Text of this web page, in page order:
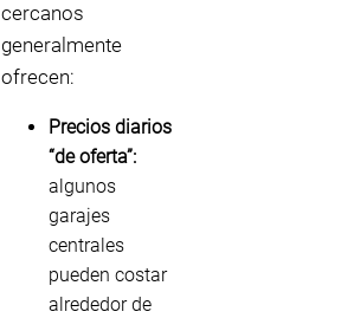
cercanos
generalmente
ofrecen:
Precios diarios
“de oferta”:
algunos
garajes
centrales
pueden costar
alrededor de